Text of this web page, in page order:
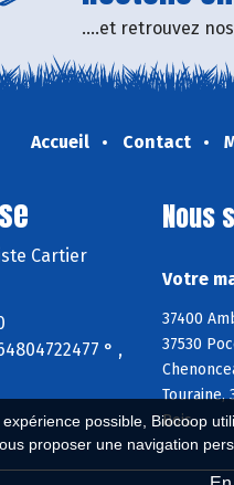
possible, Biocoop
proposer une navigation
....et retrouvez
Accueil Contact
Cartier
° ,
Nous
Votre
37400
37530
Touraine,
Bois